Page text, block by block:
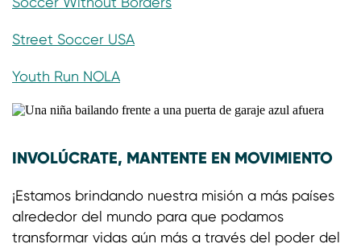
Street Soccer USA
Youth Run NOLA
INVOLÚCRATE, MANTENTE EN MOVIMIENTO
¡Estamos brindando nuestra misión a más países
alrededor del mundo para que podamos
transformar vidas aún más a través del poder del